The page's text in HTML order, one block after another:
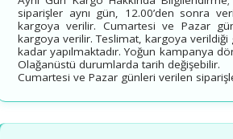
siparişler aynı gün, 12.00’den sonra
kargoya verilir. Cumartesi ve Pazar
kargoya verilir. Teslimat, kargoya verildiği
kadar yapılmaktadır. Yoğun kampanya
Olağanüstü durumlarda tarih değişebilir.
Cumartesi ve Pazar günleri verilen